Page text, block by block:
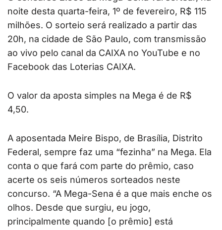
noite desta quarta-feira, 1º de fevereiro, R$ 115
milhões. O sorteio será realizado a partir das
20h, na cidade de São Paulo, com transmissão
ao vivo pelo canal da CAIXA no YouTube e no
Facebook das Loterias CAIXA.
O valor da aposta simples na Mega é de R$
4,50.
A aposentada Meire Bispo, de Brasília, Distrito
Federal, sempre faz uma “fezinha” na Mega. Ela
conta o que fará com parte do prêmio, caso
acerte os seis números sorteados neste
concurso. “A Mega-Sena é a que mais enche os
olhos. Desde que surgiu, eu jogo,
principalmente quando [o prêmio] está